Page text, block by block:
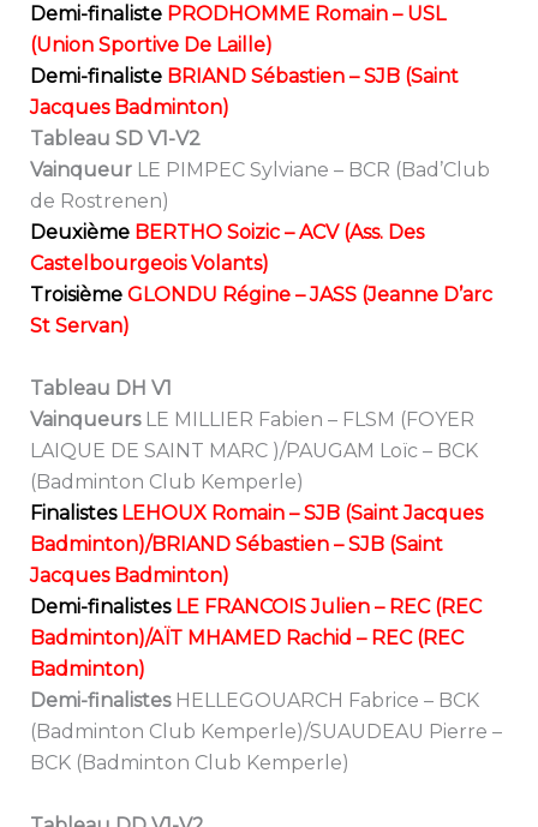
Demi-finalistePRODHOMME Romain – USL
(Union Sportive De Laille)
Demi-finalisteBRIAND Sébastien – SJB (Saint
Jacques Badminton)
Tableau SD V1-V2
Vainqueur LE PIMPEC Sylviane – BCR (Bad’Club
de Rostrenen)
DeuxièmeBERTHO Soizic – ACV (Ass. Des
Castelbourgeois Volants)
TroisièmeGLONDU Régine – JASS (Jeanne D’arc
St Servan)
Tableau DH V1
Vainqueurs LE MILLIER Fabien – FLSM (FOYER
LAIQUE DE SAINT MARC )/PAUGAM Loïc – BCK
(Badminton Club Kemperle)
FinalistesLEHOUX Romain – SJB (Saint Jacques
Badminton)/BRIAND Sébastien – SJB (Saint
Jacques Badminton)
Demi-finalistesLE FRANCOIS Julien – REC (REC
Badminton)/AÏT MHAMED Rachid – REC (REC
Badminton)
Demi-finalistesHELLEGOUARCH Fabrice – BCK
(Badminton Club Kemperle)/SUAUDEAU Pierre –
BCK (Badminton Club Kemperle)